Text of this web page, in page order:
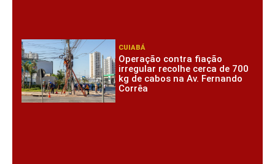
CUIABÁ
Operação contra fiação
irregular recolhe cerca de 700
kg de cabos na Av. Fernando
Corrêa